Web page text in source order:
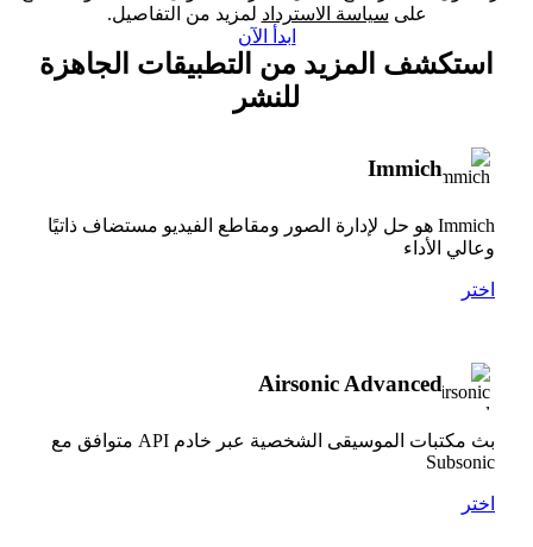
على سياسة الاسترداد لمزيد من التفاصيل.
ابدأ الآن
استكشف المزيد من التطبيقات الجاهزة
للنشر
Immich
Immich هو حل لإدارة الصور ومقاطع الفيديو مستضاف ذاتيًا
وعالي الأداء
اختر
Airsonic Advanced
بث مكتبات الموسيقى الشخصية عبر خادم API متوافق مع
Subsonic
اختر